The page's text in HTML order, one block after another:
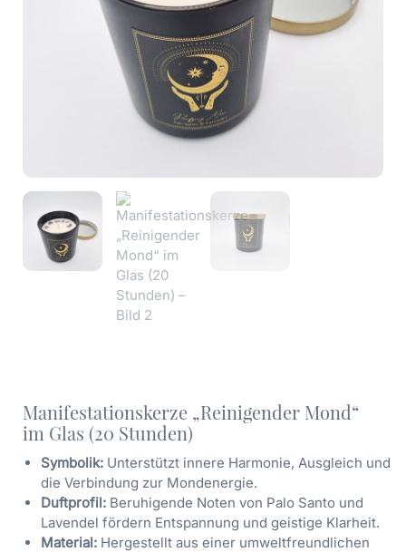
Manifestationskerze „Reinigender Mond“
im Glas (20 Stunden)
Symbolik: Unterstützt innere Harmonie, Ausgleich und
die Verbindung zur Mondenergie.
Duftprofil: Beruhigende Noten von Palo Santo und
Lavendel fördern Entspannung und geistige Klarheit.
Material: Hergestellt aus einer umweltfreundlichen